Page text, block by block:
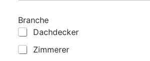
Branche
Dachdecker
Zimmerer